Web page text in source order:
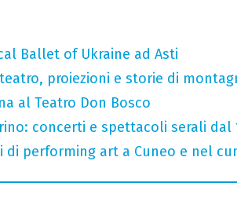
Ballet of Ukraine ad Asti
proiezioni e storie di
al Teatro Don Bosco
concerti e spettacoli serali
performing art a Cuneo e nel